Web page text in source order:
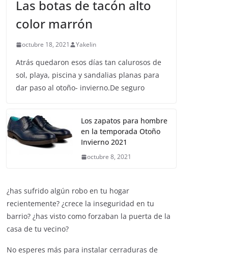
ZAPATOS Y COMPLEMENTOS
color marrón
octubre 18, 2021 Yakelin
Atrás quedaron esos días tan calurosos de
Los zapatos para hombre
octubre 8, 2021